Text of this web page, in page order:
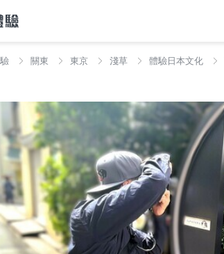
關東 東京 淺草 體驗日本文化